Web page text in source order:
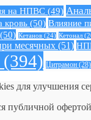
на НПВС (49)
кровь (50) Влияние
(50) Кетанов (24) Кетонал
месячных (51)
(394) Цитрамон (28)
для улучшения
публичной